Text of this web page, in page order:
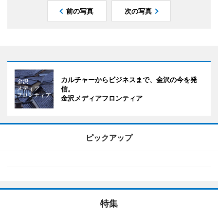
前の写真 次の写真
カルチャーからビジネスまで、金沢の今を発
信。
金沢メディアフロンティア
ピックアップ
特集